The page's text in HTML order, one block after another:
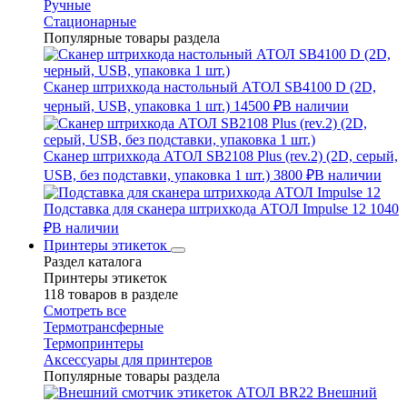
Ручные
Стационарные
Популярные товары раздела
Сканер штрихкода настольный АТОЛ SB4100 D (2D,
черный, USB, упаковка 1 шт.) 14500 ₽В наличии
Сканер штрихкода АТОЛ SB2108 Plus (rev.2) (2D, серый,
USB, без подставки, упаковка 1 шт.) 3800 ₽В наличии
Подставка для сканера штрихкода АТОЛ Impulse 12 1040
₽В наличии
Принтеры этикеток
Раздел каталога
Принтеры этикеток
118 товаров в разделе
Смотреть все
Термотрансферные
Термопринтеры
Аксессуары для принтеров
Популярные товары раздела
Внешний